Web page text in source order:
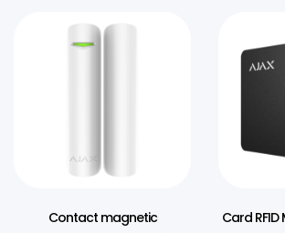
Contact magnetic
Card RFID